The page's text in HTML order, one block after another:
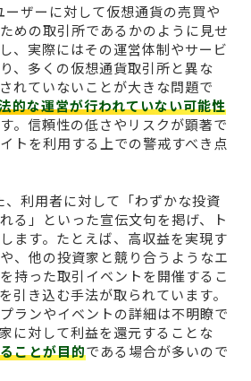
ザーに対して仮想通貨の売買や
めの取引所であるかのように見せ
、実際にはその運営体制やサービ
、多くの仮想通貨取引所と異な
れていないことが大きな問題で
的な運営が行われていない可能性
。信頼性の低さやリスクが顕著で
トを利用する上での警戒すべき点
利用者に対して「わずかな投資
る」といった宣伝文句を掲げ、ト
ます。たとえば、高収益を実現す
、他の投資家と競り合うようなエ
持った取引イベントを開催するこ
引き込む手法が取られています。
ランやイベントの詳細は不明瞭で
に対して利益を還元することな
ことが目的である場合が多いので